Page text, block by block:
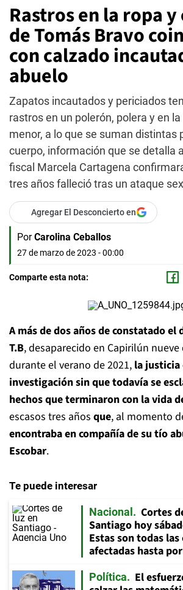
Rastros en la ropa
de Tomás Bravo
con calzado
abuelo
Zapatos incautados y periciados
rastros en un polerón, polera y en
menor, a lo que se suman distintas
cuerpo, información que se detalla
fiscal Marcela Cartagena
tres años falleció tras un ataque
Agregar El Desconcierto en
Por Carolina Ceballos
27 de marzo de 2023 - 00:00
Comparte esta nota:
A más de dos años de constatado el
T.B, desaparecido en Capirilún nueve
durante el verano de 2021, la justicia
investigación sin que todavía se
hechos que terminaron con la vida
escasos tres años que, al momento
encontraba en compañía de su tío
Escobar.
Te puede interesar
Nacional
Cortes
Santiago hoy
Estas son todas las
afectadas hasta
Política
El